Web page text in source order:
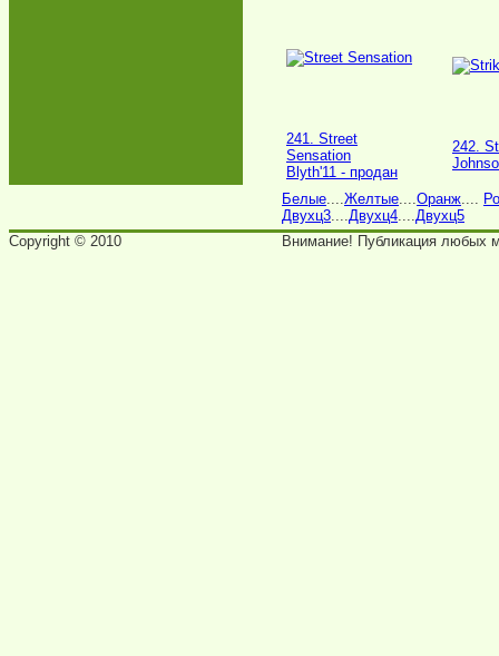
241. Street
Sensation
Blyth'11 - продан
242.
Белые....Желтые....Оранж....
Двухц3....Двухц4....Двухц5
Copyright © 2010
Внимание! Публикация любых